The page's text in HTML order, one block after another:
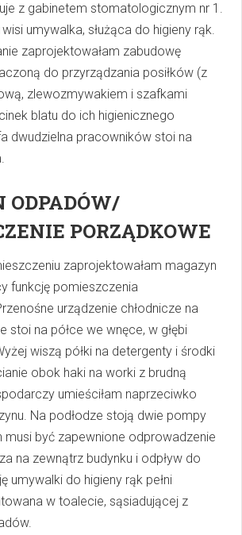
z gabinetem stomatologicznym nr 1.
umywalka, służąca do higieny rąk.
zaprojektowałam zabudowę
do przyrządzania posiłków (z
zlewozmywakiem i szafkami
blatu do ich higienicznego
dwudzielna pracowników stoi na
ODPADÓW/
PORZĄDKOWE
zaprojektowałam magazyn
funkcję pomieszczenia
urządzenie chłodnicze na
stoi na półce we wnęce, w głębi
wiszą półki na detergenty i środki
obok haki na worki z brudną
umieściłam naprzeciwko
Na podłodze stoją dwie pompy
być zapewnione odprowadzenie
na zewnątrz budynku i odpływ do
umywalki do higieny rąk pełni
w toalecie, sąsiadującej z